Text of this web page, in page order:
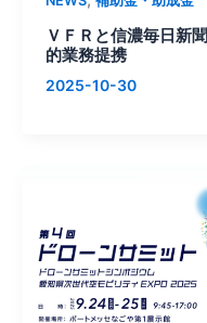
ＶＦＲと信濃毎日新
的業務提携
2025-10-30